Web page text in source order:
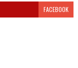
FACEBOOK